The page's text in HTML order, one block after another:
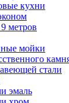
кухни
метров
мойки
стали
эмаль